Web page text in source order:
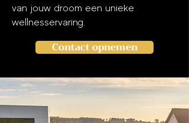
van jouw droom een unieke
wellnesservaring.
Contact opnemen